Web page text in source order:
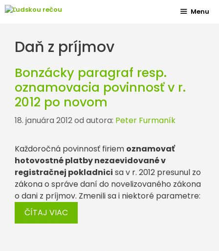
Preskočiť
Menu
Daň z príjmov
Bonzácky paragraf resp.
oznamovacia povinnosť v r.
2012 po novom
18. januára 2012od autora: Peter Furmaník
Každoročná povinnosť firiem oznamovať
hotovostné platby nezaevidované v
registračnej pokladnici sa v r. 2012 presunul zo
zákona o správe daní do novelizovaného zákona
o dani z príjmov. Zmenili sa i niektoré parametre:
ČÍTAJ VIAC